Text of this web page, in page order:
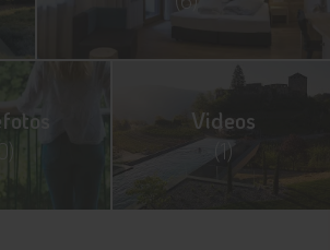
Videos
(1)